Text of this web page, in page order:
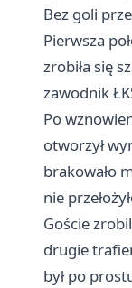
Bez goli
Pierwsza
zrobiła się
zawodnik
Po
otworzył
brakowało
nie
Goście
drugie
był po